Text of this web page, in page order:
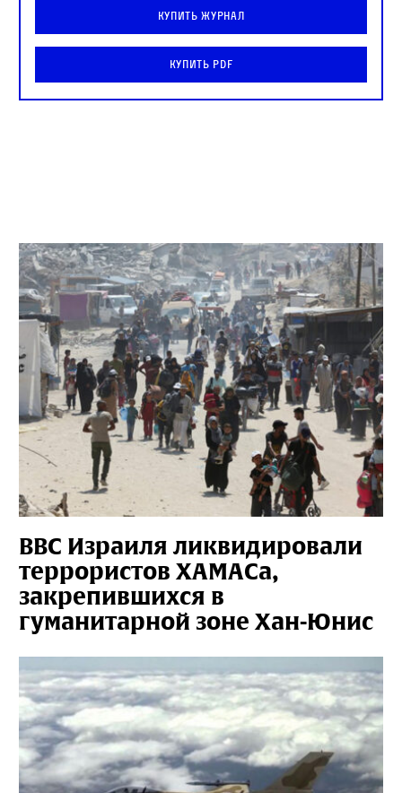
Купить журнал
Купить PDF
ВВС Израиля ликвидировали
террористов ХАМАСа,
закрепившихся в
гуманитарной зоне Хан-Юнис